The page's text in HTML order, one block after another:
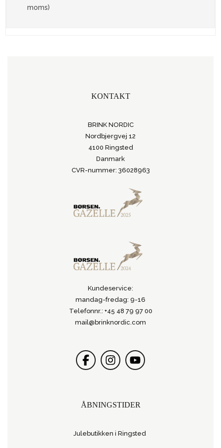
moms)
KONTAKT
BRINK NORDIC
Nordbjergvej 12
4100 Ringsted
Danmark
CVR-nummer: 36028963
Kundeservice:
mandag-fredag: 9-16
Telefonnr.: +45 48 79 97 00
mail@brinknordic.com
ÅBNINGSTIDER
Julebutikken i Ringsted